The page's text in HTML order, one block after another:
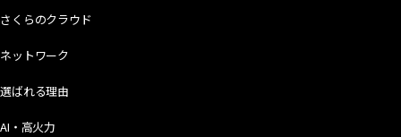
さくらのクラウド
ネットワーク
選ばれる理由
AI・高火力